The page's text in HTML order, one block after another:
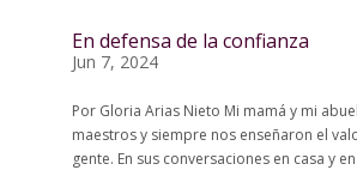
En defensa de la confianza
Jun 7, 2024
Por Gloria Arias Nieto Mi mamá y mi
maestros y siempre nos enseñaron el
gente. En sus conversaciones en casa y